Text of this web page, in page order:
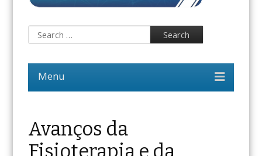
Avanços da